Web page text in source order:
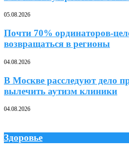
05.08.2026
Почти 70% ординаторов-
возвращаться в регионы
04.08.2026
В Москве расследуют дело
вылечить аутизм клиники
04.08.2026
Здоровье